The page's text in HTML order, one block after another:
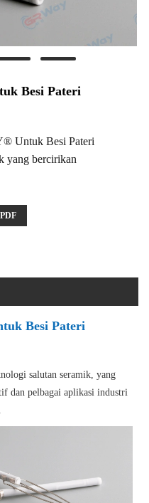
Besi Pateri
Untuk Besi Pateri
yang bercirikan
Besi Pateri
salutan seramik, yang
dan pelbagai aplikasi industri